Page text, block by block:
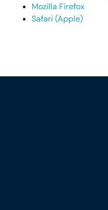
Mozilla Firefox
Safari (Apple)